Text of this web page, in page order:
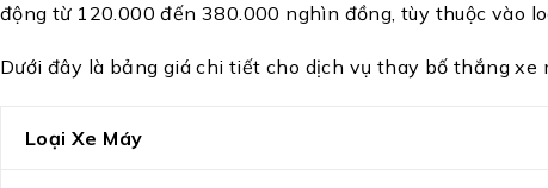
động từ 120.000 đến 380.000 nghìn đồng, tùy thuộc vào
Dưới đây là bảng giá chi tiết cho dịch vụ thay bố thắng xe
Loại Xe Máy